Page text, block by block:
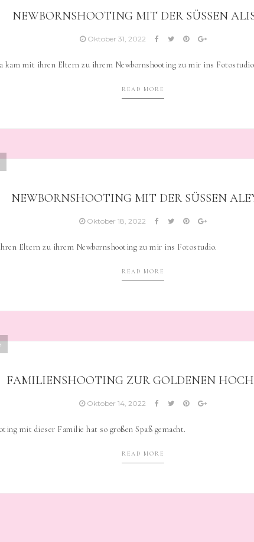
NEWBORNSHOOTING MIT DER SÜSSEN
Oktober 31, 2022
kam mit ihren Eltern zu ihrem Newbornshooting zu mir ins
READ MORE
NEWBORNSHOOTING MIT DER SÜSSEN
Oktober 18, 2022
Eltern zu ihrem Newbornshooting zu mir ins Fotostudio.
READ MORE
FAMILIENSHOOTING ZUR GOLDENEN
Oktober 14, 2022
mit dieser Familie hat so großen Spaß gemacht.
READ MORE